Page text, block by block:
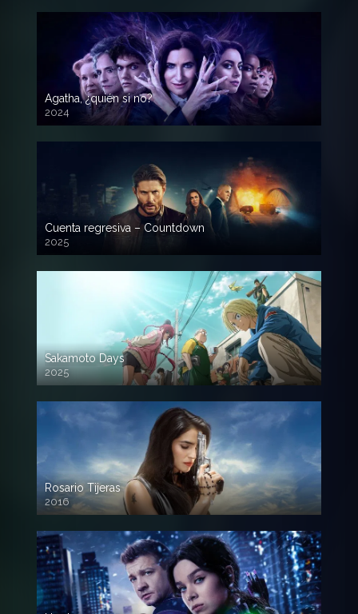
Agatha, ¿quién si no?
2024
Cuenta regresiva – Countdown
2025
Sakamoto Days
2025
Rosario Tijeras
2016